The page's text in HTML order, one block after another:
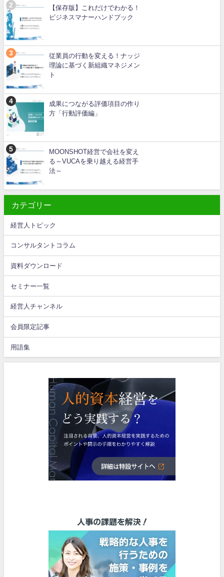
【保存版】これだけでわかる！
ビジネスマナーハンドブック
従業員の行動を変える！ナッジ
理論に基づく新組織マネジメン
ト
成果につながる評価項目の作り
方「行動評価編」
MOONSHOT経営で会社を変え
る～VUCAを乗り越える経営手
法～
カテゴリー
経営人トピック
コンサルタントコラム
資料ダウンロード
セミナー一覧
経営人チャンネル
会員限定記事
用語集